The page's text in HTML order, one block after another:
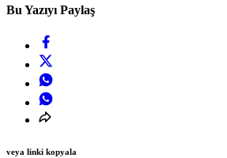
Bu Yazıyı Paylaş
veya linki kopyala